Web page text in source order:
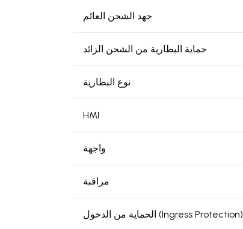
جهد الشحن العائم
حماية البطارية من الشحن الزائد
نوع البطارية
HMI
واجهة
مراقبة
الحماية من الدخول (Ingress Protection)